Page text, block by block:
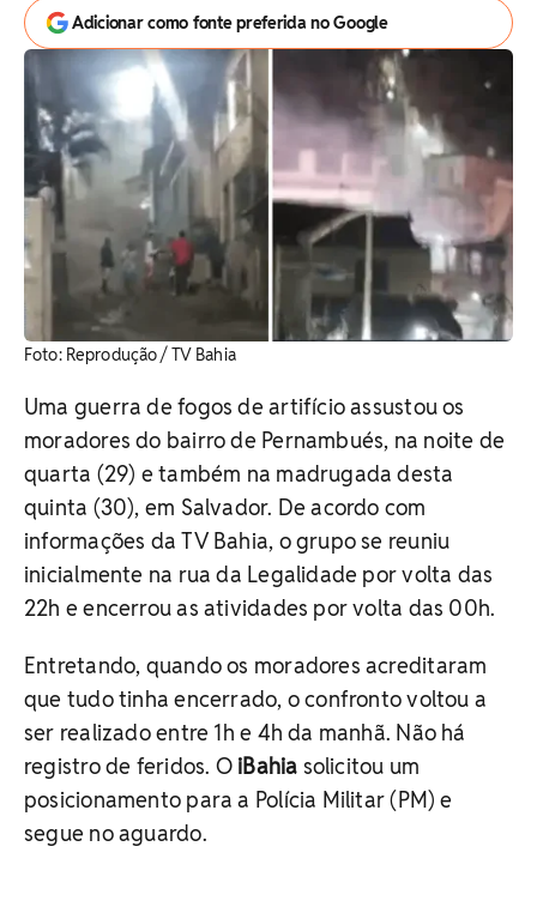
Adicionar como fonte preferida no Google
Foto: Reprodução / TV Bahia
Uma guerra de fogos de artifício assustou os
moradores do bairro de Pernambués, na noite de
quarta (29) e também na madrugada desta
quinta (30), em Salvador. De acordo com
informações da TV Bahia, o grupo se reuniu
inicialmente na rua da Legalidade por volta das
22h e encerrou as atividades por volta das 00h.
Entretando, quando os moradores acreditaram
que tudo tinha encerrado, o confronto voltou a
ser realizado entre 1h e 4h da manhã. Não há
registro de feridos. O iBahia solicitou um
posicionamento para a Polícia Militar (PM) e
segue no aguardo.